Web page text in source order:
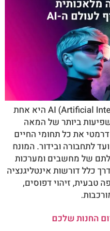
בינה מלאכותית או AI (Artificial Intelligence) היא אחת
ביותר של המאה
דרמטי את כל תחומי החיים
לתחבורה ובידור. המונח
של מחשבים ומערכות
כלל דורשות אינטליגנציה
טבעית, זיהוי דפוסים,